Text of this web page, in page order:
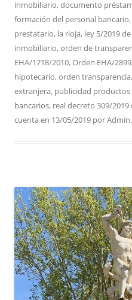
inmobiliario,documento
formación del personal bancario,
prestatario, la rioja, ley 5/2019
inmobiliario,orden de
EHA/1718/2010,Orden EHA/
hipotecario,orden transparencia,
extranjera, publicidad productos
bancarios, real decreto 309/2019
cuenta en 13/05/2019 porAdmin.